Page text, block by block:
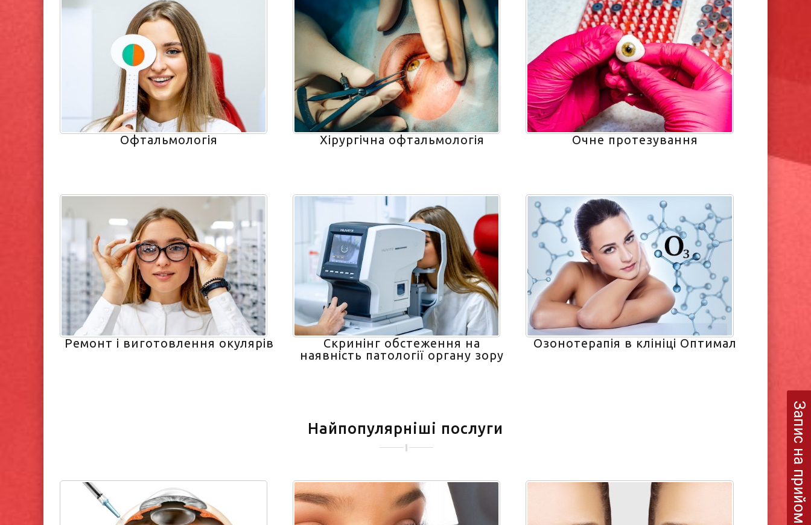
Запис на прийом
Офтальмологія Хірургічна офтальмологія Очне протезування
Ремонт і виготовлення окулярів
Скринінг обстеження на
наявність патології органу зору
Озонотерапія в клініці Оптимал
Найпопулярніші послуги